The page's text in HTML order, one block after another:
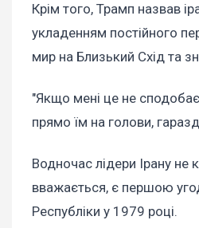
Крім того, Трамп назвав
укладенням постійного
мир на Близький Схід та
"Якщо мені це не
прямо їм на голови,
Водночас лідери Ірану не
вважається, є першою
Республіки у 1979 році.